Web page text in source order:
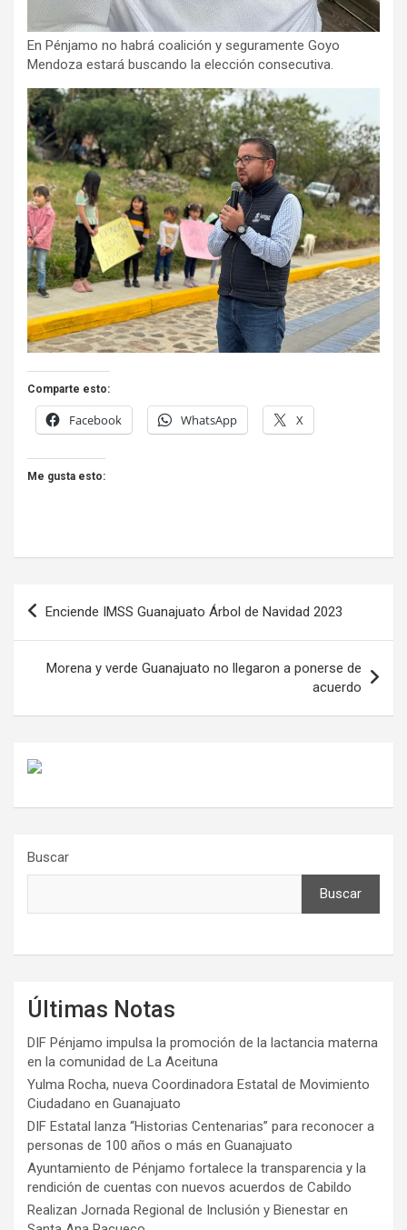
En Pénjamo no habrá coalición y seguramente Goyo
Mendoza estará buscando la elección consecutiva.
Comparte esto:
Facebook WhatsApp X
Me gusta esto:
Navegación
de
Enciende IMSS Guanajuato Árbol de Navidad 2023
Morena y verde Guanajuato no llegaron a ponerse de
acuerdo
Buscar
Buscar
Últimas Notas
DIF Pénjamo impulsa la promoción de la lactancia materna
en la comunidad de La Aceituna
Yulma Rocha, nueva Coordinadora Estatal de Movimiento
Ciudadano en Guanajuato
DIF Estatal lanza “Historias Centenarias” para reconocer a
personas de 100 años o más en Guanajuato
Ayuntamiento de Pénjamo fortalece la transparencia y la
rendición de cuentas con nuevos acuerdos de Cabildo
Realizan Jornada Regional de Inclusión y Bienestar en